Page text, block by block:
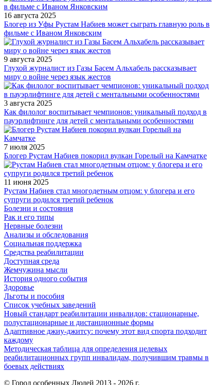
16 августа 2025
Блогер из Уфы Рустам Набиев может сыграть главную роль в
фильме с Иваном Янковским
9 августа 2025
Глухой журналист из Газы Басем Альхабель рассказывает
миру о войне через язык жестов
3 августа 2025
Как филолог воспитывает чемпионов: уникальный подход в
пауэрлифтинге для детей с ментальными особенностями
7 июля 2025
Блогер Рустам Набиев покорил вулкан Горелый на Камчатке
11 июня 2025
Рустам Набиев стал многодетным отцом: у блогера и его
супруги родился третий ребенок
Болезни и состояния
Рак и его типы
Нервные болезни
Анализы и обследования
Социальная поддержка
Средства реабилитации
Доступная среда
Жемчужина мысли
История одного события
Здоровье
Льготы и пособия
Список учебных заведений
Новый стандарт реабилитации инвалидов: стационарные,
полустационарные и дистанционные формы
Адаптивное джиу-джитсу: почему этот вид спорта подходит
каждому
Методическая таблица для определения целевых
реабилитационных групп инвалидам, получившим травмы в
боевых действиях
© Город особенных Людей 2013 - 2026 г.